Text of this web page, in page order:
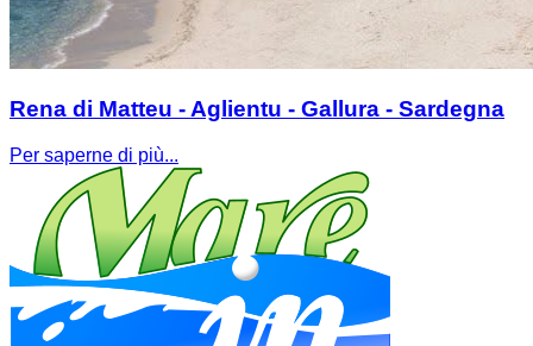
Rena di Matteu - Aglientu - Gallura - Sardegna
Per saperne di più...